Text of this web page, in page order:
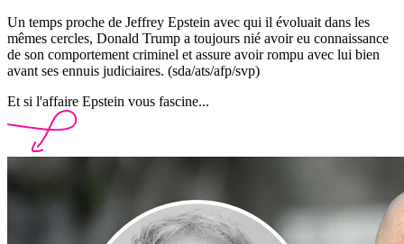
Un temps proche de Jeffrey Epstein avec qui il évoluait dans les
mêmes cercles, Donald Trump a toujours nié avoir eu connaissance
de son comportement criminel et assure avoir rompu avec lui bien
avant ses ennuis judiciaires. (sda/ats/afp/svp)
Et si l'affaire Epstein vous fascine...